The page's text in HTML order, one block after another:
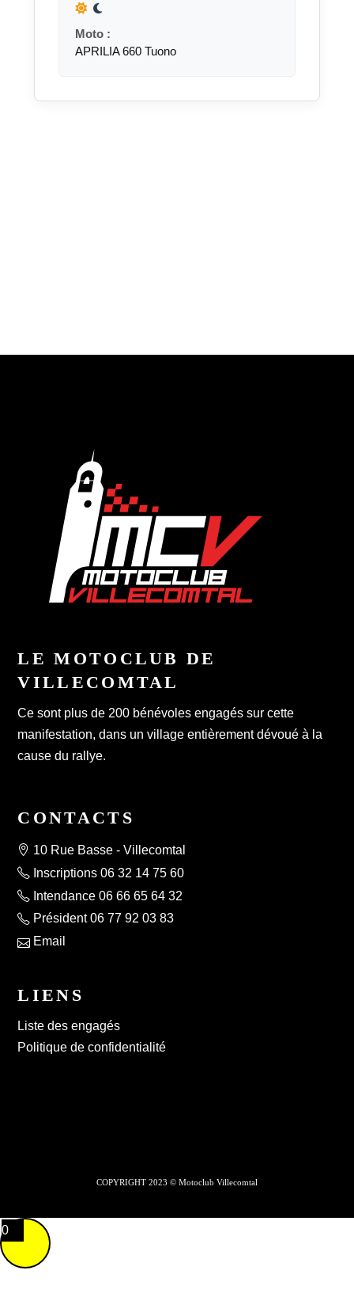
Moto :
APRILIA 660 Tuono
LE MOTOCLUB DE
VILLECOMTAL
Ce sont plus de 200 bénévoles engagés sur cette
manifestation, dans un village entièrement dévoué à la
cause du rallye.
CONTACTS
10 Rue Basse - Villecomtal
Inscriptions 06 32 14 75 60
Intendance 06 66 65 64 32
Président 06 77 92 03 83
Email
LIENS
Liste des engagés
Politique de confidentialité
COPYRIGHT 2023 © Motoclub Villecomtal
0